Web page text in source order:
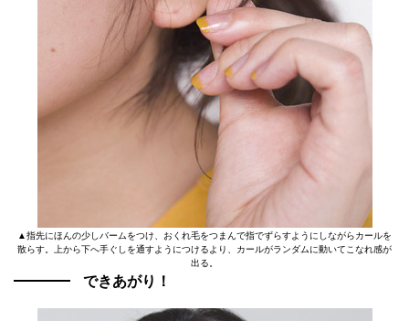
▲指先にほんの少しバームをつけ、おくれ毛をつまんで指でずらすようにしながらカールを
散らす。上から下へ手ぐしを通すようにつけるより、カールがランダムに動いてこなれ感が
出る。
できあがり！